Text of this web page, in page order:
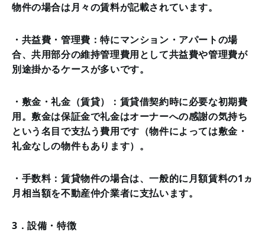
物件の場合は月々の賃料が記載されています。
・共益費・管理費：特にマンション・アパートの場
合、共用部分の維持管理費用として共益費や管理費が
別途掛かるケースが多いです。
・敷金・礼金（賃貸）：賃貸借契約時に必要な初期費
用。敷金は保証金で礼金はオーナーへの感謝の気持ち
という名目で支払う費用です（物件によっては敷金・
礼金なしの物件もあります）。
・手数料：賃貸物件の場合は、一般的に月額賃料の1ヵ
月相当額を不動産仲介業者に支払います。
3．設備・特徴